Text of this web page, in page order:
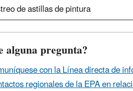
de astillas de pintura
alguna pregunta?
con la Línea directa de
regionales de la EPA en